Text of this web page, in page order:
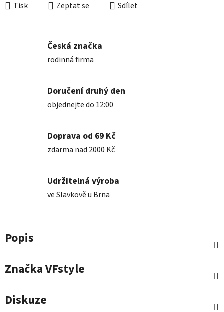
Tisk Zeptat se Sdílet
Česká značka
rodinná firma
Doručení druhý den
objednejte do 12:00
Doprava od 69 Kč
zdarma nad 2000 Kč
Udržitelná výroba
ve Slavkově u Brna
Popis
ZnačkaVFstyle
Diskuze